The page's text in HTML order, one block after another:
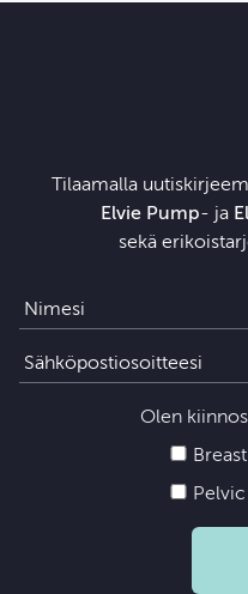
Tilaamalla
Elvie Pump- ja
sekä
Olen